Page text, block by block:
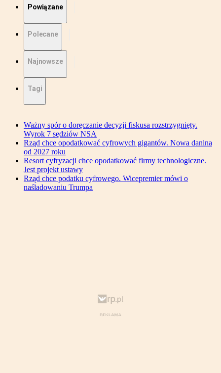
Powiązane
Polecane
Najnowsze
Tagi
Ważny spór o doręczanie decyzji fiskusa rozstrzygnięty.
Wyrok 7 sędziów NSA
Rząd chce opodatkować cyfrowych gigantów. Nowa danina
od 2027 roku
Resort cyfryzacji chce opodatkować firmy technologiczne.
Jest projekt ustawy
Rząd chce podatku cyfrowego. Wicepremier mówi o
naśladowaniu Trumpa